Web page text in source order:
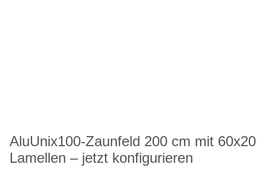
AluUnix100-Zaunfeld 200 cm mit 60x20
Lamellen – jetzt konfigurieren